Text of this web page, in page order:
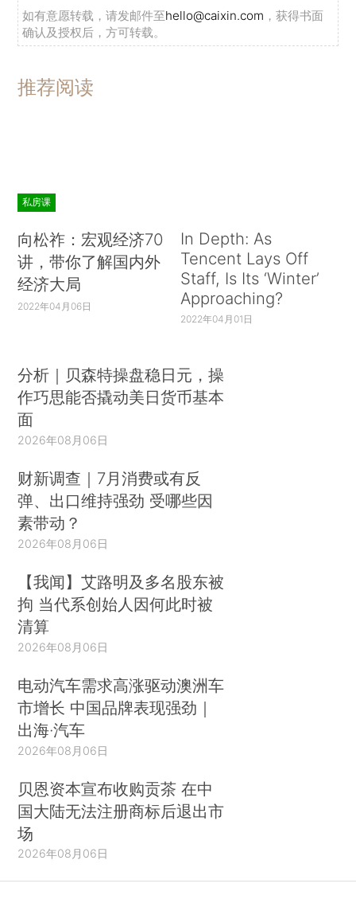
如有意愿转载，请发邮件至hello@caixin.com ，获得书面
确认及授权后，方可转载。
推荐阅读
私房课
向松祚：宏观经济70
讲，带你了解国内外
经济大局
2022年04月06日
In Depth: As
Tencent Lays Off
Staff, Is Its ‘Winter’
Approaching?
2022年04月01日
分析｜贝森特操盘稳日元，操
作巧思能否撬动美日货币基本
面
2026年08月06日
财新调查｜7月消费或有反
弹、出口维持强劲 受哪些因
素带动？
2026年08月06日
【我闻】艾路明及多名股东被
拘 当代系创始人因何此时被
清算
2026年08月06日
电动汽车需求高涨驱动澳洲车
市增长 中国品牌表现强劲｜
出海·汽车
2026年08月06日
贝恩资本宣布收购贡茶 在中
国大陆无法注册商标后退出市
场
2026年08月06日